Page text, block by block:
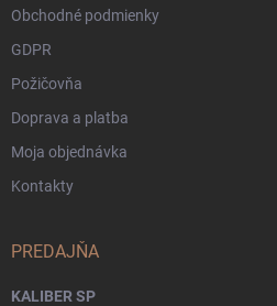
Obchodné podmienky
GDPR
Požičovňa
Doprava a platba
Moja objednávka
Kontakty
PREDAJŇA
KALIBER SP